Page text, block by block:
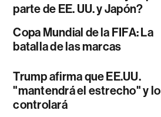
parte de EE. UU. y Japón?
Copa Mundial de la FIFA: La
batalla de las marcas
Trump afirma que EE.UU.
"mantendrá el estrecho" y lo
controlará